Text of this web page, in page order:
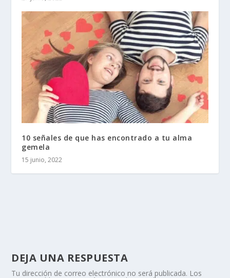
10 señales de que has encontrado a tu alma
gemela
15 junio, 2022
DEJA UNA RESPUESTA
Tu dirección de correo electrónico no será publicada. Los